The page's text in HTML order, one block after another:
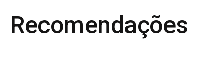
Recomendações